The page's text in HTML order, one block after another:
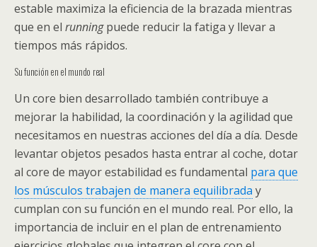
estable maximiza la eficiencia de la brazada mientras
que en el runningpuede reducir la fatiga y llevar a
tiempos más rápidos.
Su función en el mundo real
Un core bien desarrollado también contribuye a
mejorar la habilidad, la coordinación y la agilidad que
necesitamos en nuestras acciones del día a día. Desde
levantar objetos pesados hasta entrar al coche, dotar
al core de mayor estabilidad es fundamental para que
los músculos trabajen de manera equilibrada y
cumplan con su función en el mundo real. Por ello, la
importancia de incluir en el plan de entrenamiento